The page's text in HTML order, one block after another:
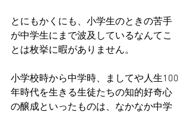
とにもかくにも、小学生のときの苦手
が中学生にまで波及しているなんてこ
とは枚挙に暇がありません。
小学校時から中学時、ましてや人生100
年時代を生きる生徒たちの知的好奇心
の醸成といったものは、なかなか中学